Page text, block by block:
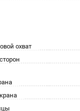
охват